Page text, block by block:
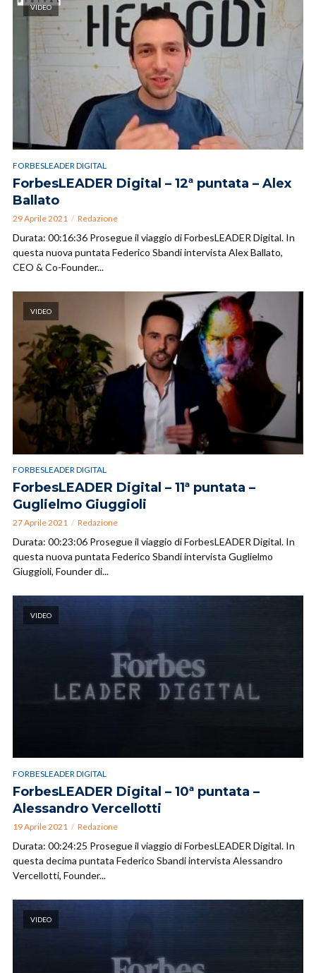
VIDEO
FORBESLEADER DIGITAL
ForbesLEADER Digital – 12ª puntata – Alex
Ballato
29 Aprile 2021 Redazione
Durata: 00:16:36 Prosegue il viaggio di ForbesLEADER Digital. In
questa nuova puntata Federico Sbandi intervista Alex Ballato,
CEO & Co-Founder...
VIDEO
FORBESLEADER DIGITAL
ForbesLEADER Digital – 11ª puntata –
Guglielmo Giuggioli
27 Aprile 2021 Redazione
Durata: 00:23:06 Prosegue il viaggio di ForbesLEADER Digital. In
questa nuova puntata Federico Sbandi intervista Guglielmo
Giuggioli, Founder di...
VIDEO
FORBESLEADER DIGITAL
ForbesLEADER Digital – 10ª puntata –
Alessandro Vercellotti
19 Aprile 2021 Redazione
Durata: 00:24:25 Prosegue il viaggio di ForbesLEADER Digital. In
questa decima puntata Federico Sbandi intervista Alessandro
Vercellotti, Founder...
VIDEO